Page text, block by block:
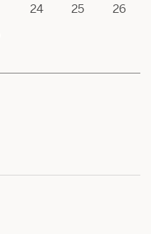
24 25
26